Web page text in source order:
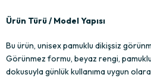
Ürün Türü / Model Yapısı
Bu ürün, unisex pamuklu dikişsiz
Görünmez formu, beyaz rengi, pamuklu
dokusuyla günlük kullanıma uygun